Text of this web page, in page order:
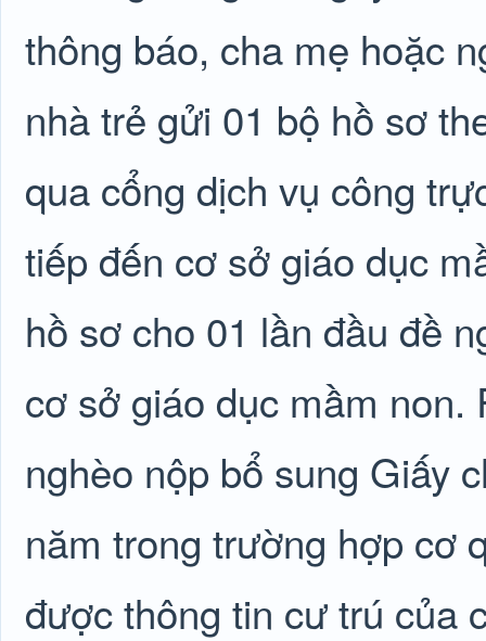
thông báo, cha mẹ hoặc
nhà trẻ gửi 01 bộ hồ sơ
qua cổng dịch vụ công
tiếp đến cơ sở giáo dục
hồ sơ cho 01 lần đầu đề
cơ sở giáo dục mầm
nghèo nộp bổ sung Giấy
năm trong trường hợp cơ
được thông tin cư trú của